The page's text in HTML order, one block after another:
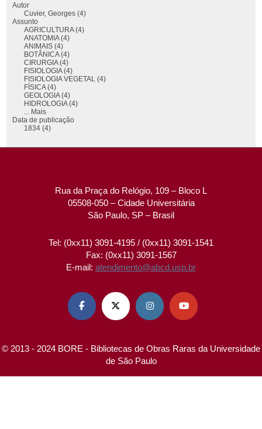
Autor
Cuvier, Georges (4)
Assunto
AGRICULTURA (4)
ANATOMIA (4)
ANIMAIS (4)
BOTÂNICA (4)
CIRURGIA (4)
FISIOLOGIA (4)
FISIOLOGIA VEGETAL (4)
FÍSICA (4)
GEOLOGIA (4)
HIDROLOGIA (4)
... Mais
Data de publicação
1834 (4)
Rua da Praça do Relógio, 109 – Bloco L
05508-050 – Cidade Universitária
São Paulo, SP – Brasil
Tel: (0xx11) 3091-4195 / (0xx11) 3091-1541
Fax: (0xx11) 3091-1567
E-mail: atendimento@abcd.usp.br
   
© 2013 - 2024 BORE - Bibliotecas de Obras Raras da Universidade
de São Paulo